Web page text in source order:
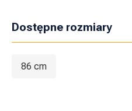
Dostępne rozmiary
86 cm